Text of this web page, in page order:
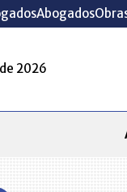
Abogados
2026